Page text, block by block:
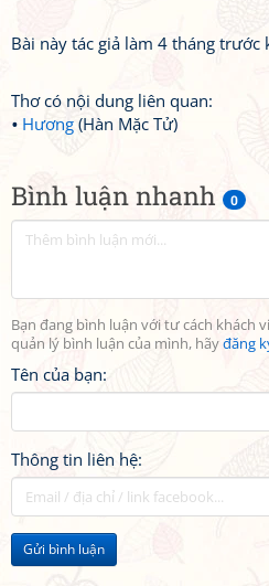
Bình luận nhanh 0
Bạn đang bình luận với tư cách khách
quản lý bình luận của mình, hãyđăng
Tên của bạn:
Thông tin liên hệ:
Gửi bình luận
Bài này tác giả làm 4 tháng trước
Thơ có nội dung liên quan:
Hương (Hàn Mặc Tử)